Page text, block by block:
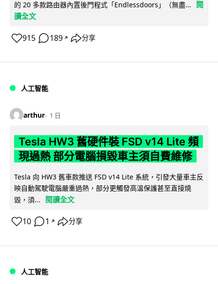
的 20 多款路由器內置後門程式「Endlessdoors」（無盡...
閱
讀全文
915 189 ↗ 分享
人工智能
arthur 1 日
Tesla HW3 舊硬件裝 FSD v14 Lite 頻
現過熱 部分電腦損毀車主須自費維修
Tesla 向 HW3 舊車款推送 FSD v14 Lite 系統，引發大量車主反
映自動駕駛電腦嚴重過熱，部分更觸發高溫保護甚至直接燒
毀，須...
閱讀全文
10 1 ↗ 分享
人工智能